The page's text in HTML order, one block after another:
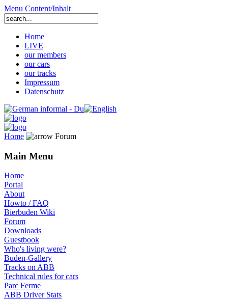
Menu Content/Inhalt
Home
LIVE
our members
our cars
our tracks
Impressum
Datenschutz
Home Forum
Main Menu
Home
Portal
About
Howto / FAQ
Bierbuden Wiki
Forum
Downloads
Guestbook
Who's living were?
Buden-Gallery
Tracks on ABB
Technical rules for cars
Parc Ferme
ABB Driver Stats